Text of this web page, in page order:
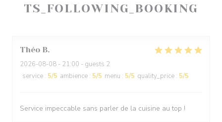
TS_FOLLOWING_BOOKING
Théo B
2026-08-08 - 21:00 - guests 2
service : 5/5 ambience : 5/5 menu : 5/5 quality_price : 5/5
Service impeccable sans parler de la cuisine au top !